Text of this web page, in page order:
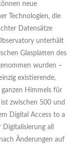
neue
Technologien, die
Datensätze
unterhält
Glasplatten des
wurden –
existierende,
Himmels für
zwischen 500 und
Digital Access to a
all
Änderungen auf